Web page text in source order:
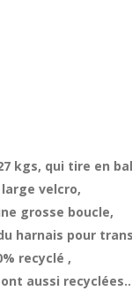
kgs, qui tire en
velcro,
grosse boucle,
harnais pour
recyclé ,
aussi